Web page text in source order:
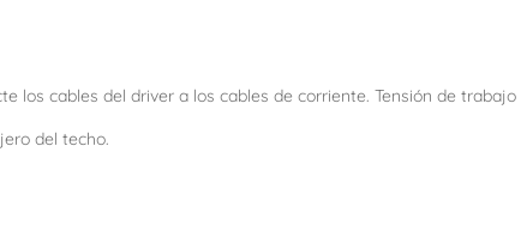
los cables del driver a los cables de corriente. Tensión de
del techo.